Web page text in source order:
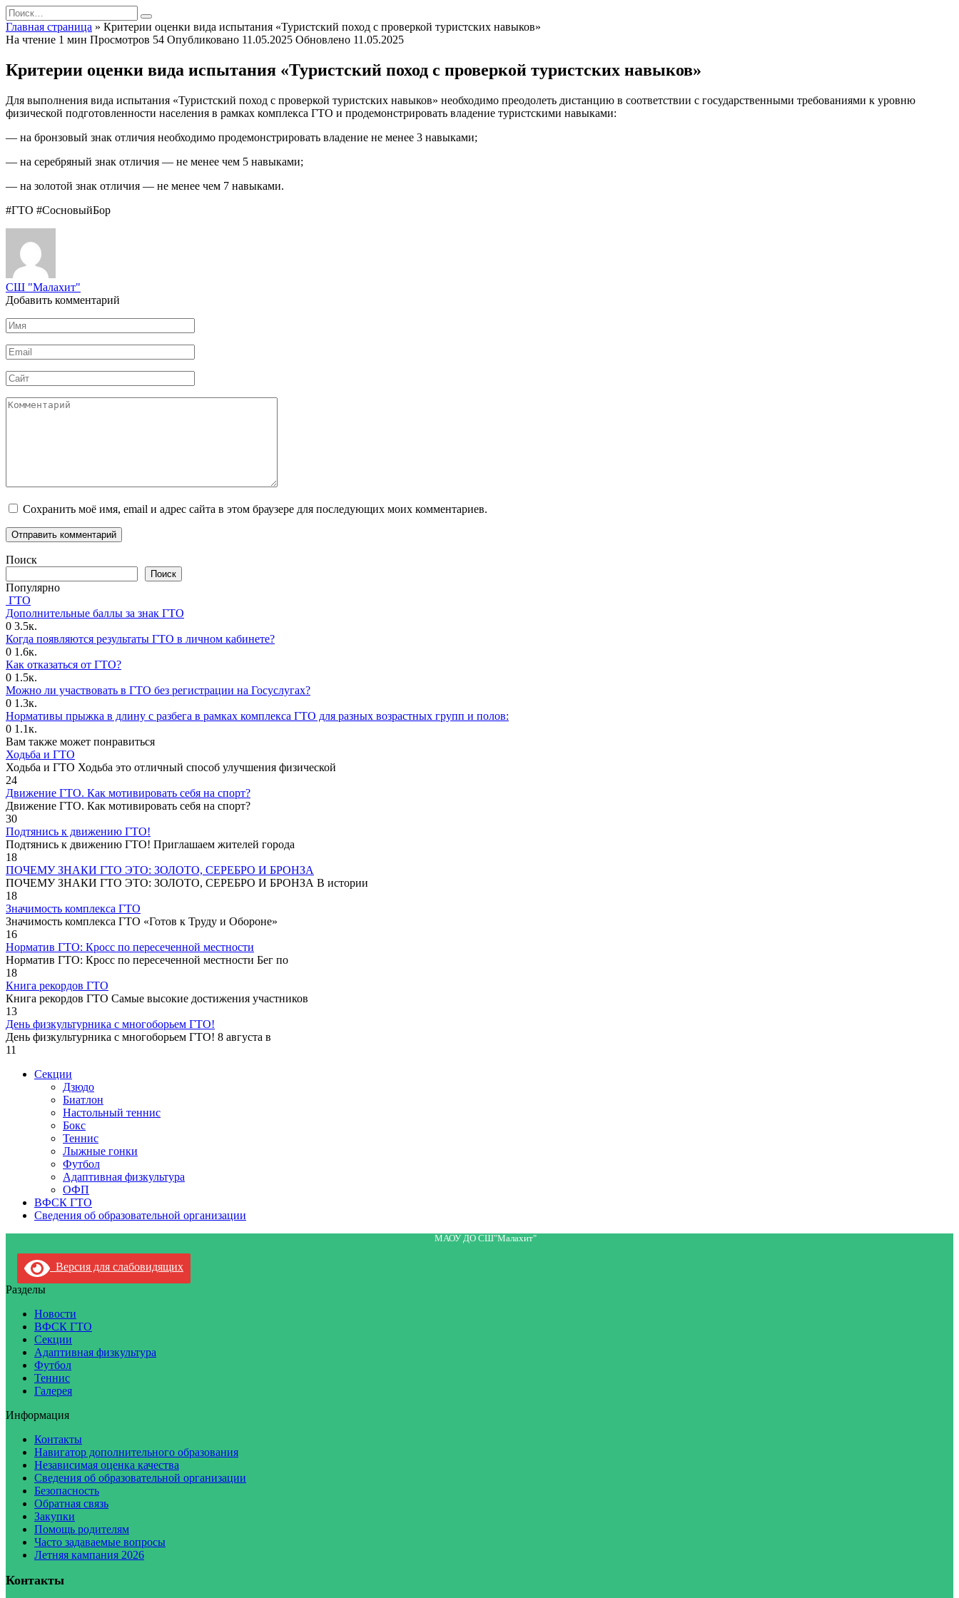
Перейти
к
содержанию
Search
for:
Главная страница » Критерии оценки вида испытания «Туристский поход с проверкой туристских навыков»
На чтение 1 мин Просмотров 54 Опубликовано 11.05.2025 Обновлено 11.05.2025
Критерии оценки вида испытания «Туристский поход с проверкой туристских навыков»
Для выполнения вида испытания «Туристский поход с проверкой туристских навыков» необходимо преодолеть дистанцию в соответствии с государственными требованиями к уровню
физической подготовленности населения в рамках комплекса ГТО и продемонстрировать владение туристскими навыками:
— на бронзовый знак отличия необходимо продемонстрировать владение не менее 3 навыками;
— на серебряный знак отличия — не менее чем 5 навыками;
— на золотой знак отличия — не менее чем 7 навыками.
#ГТО #СосновыйБор
СШ "Малахит"
Добавить комментарий
Имя
*
Email
*
Сайт
Комментарий
Сохранить моё имя, email и адрес сайта в этом браузере для последующих моих комментариев.
Поиск
Поиск
Популярно
ГТО
Дополнительные баллы за знак ГТО
0 3.5к.
Когда появляются результаты ГТО в личном кабинете?
0 1.6к.
Как отказаться от ГТО?
0 1.5к.
Можно ли участвовать в ГТО без регистрации на Госуслугах?
0 1.3к.
Нормативы прыжка в длину с разбега в рамках комплекса ГТО для разных возрастных групп и полов:
0 1.1к.
Вам также может понравиться
Ходьба и ГТО
Ходьба и ГТО Ходьба это отличный способ улучшения физической
24
Движение ГТО. Как мотивировать себя на спорт?️
Движение ГТО. Как мотивировать себя на спорт?
30
Подтянись к движению ГТО!
Подтянись к движению ГТО! Приглашаем жителей города
18
ПОЧЕМУ ЗНАКИ ГТО ЭТО: ЗОЛОТО, СЕРЕБРО И БРОНЗА
ПОЧЕМУ ЗНАКИ ГТО ЭТО: ЗОЛОТО, СЕРЕБРО И БРОНЗА В истории
18
Значимость комплекса ГТО
Значимость комплекса ГТО «Готов к Труду и Обороне»
16
Норматив ГТО: Кросс по пересеченной местности
Норматив ГТО: Кросс по пересеченной местности Бег по
18
Книга рекордов ГТО
Книга рекордов ГТО Самые высокие достижения участников
13
День физкультурника с многоборьем ГТО!
День физкультурника с многоборьем ГТО! 8 августа в
11
Секции
Дзюдо
Биатлон
Настольный теннис
Бокс
Теннис
Лыжные гонки
Футбол
Адаптивная физкультура
ОФП
ВФСК ГТО
Сведения об образовательной организации
МАОУ ДО СШ"Малахит"
Версия для слабовидящих
Разделы
Новости
ВФСК ГТО
Секции
Адаптивная физкультура
Футбол
Теннис
Галерея
Информация
Контакты
Навигатор дополнительного образования
Независимая оценка качества
Сведения об образовательной организации
Безопасность
Обратная связь
Закупки
Помощь родителям
Часто задаваемые вопросы
Летняя кампания 2026
Контакты